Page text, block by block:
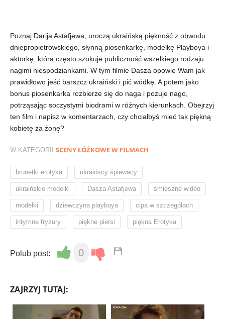
Poznaj Darija Astafjewa, uroczą ukraińską piękność z obwodu
dniepropietrowskiego, słynną piosenkarkę, modelkę Playboya i
aktorkę, która często szokuje publiczność wszelkiego rodzaju
nagimi niespodziankami. W tym filmie Dasza opowie Wam jak
prawidłowo jeść barszcz ukraiński i pić wódkę. A potem jako
bonus piosenkarka rozbierze się do naga i pozuje nago,
potrząsając soczystymi biodrami w różnych kierunkach. Obejrzyj
ten film i napisz w komentarzach, czy chciałbyś mieć tak piękną
kobietę za żonę?
W KATEGORII SCENY ŁÓŻKOWE W FILMACH
brunetki erotyka ukraińscy śpiewacy
ukraińskie modelki Dasza Astafjewa śmieszne wideo
modelki dziewczyna playboya cipa w szczegółach
intymne fryzury piękne piersi piękna Erotyka
Polub post: 0
ZAJRZYJ TUTAJ: